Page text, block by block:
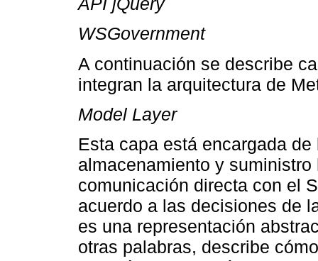
WSGovernment
A continuación se describe
integran la arquitectura de
Model Layer
Esta capa está encargada
almacenamiento y
comunicación directa con el
acuerdo a las decisiones de
es una representación
otras palabras, describe